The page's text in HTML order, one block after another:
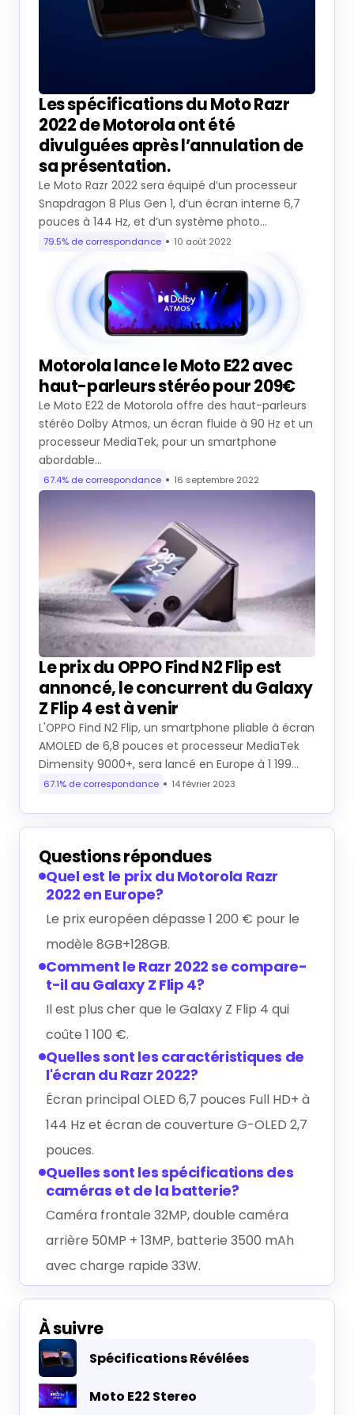
Les spécifications du Moto Razr
2022 de Motorola ont été
divulguées après l’annulation de
sa présentation.
Le Moto Razr 2022 sera équipé d’un processeur
Snapdragon 8 Plus Gen 1, d’un écran interne 6,7
pouces à 144 Hz, et d’un système photo…
79.5% de correspondance 10 août 2022
Motorola lance le Moto E22 avec
haut-parleurs stéréo pour 209€
Le Moto E22 de Motorola offre des haut-parleurs
stéréo Dolby Atmos, un écran fluide à 90 Hz et un
processeur MediaTek, pour un smartphone
abordable…
67.4% de correspondance 16 septembre 2022
Le prix du OPPO Find N2 Flip est
annoncé, le concurrent du Galaxy
Z Flip 4 est à venir
L'OPPO Find N2 Flip, un smartphone pliable à écran
AMOLED de 6,8 pouces et processeur MediaTek
Dimensity 9000+, sera lancé en Europe à 1 199…
67.1% de correspondance 14 février 2023
Questions répondues
Quel est le prix du Motorola Razr
2022 en Europe?
Le prix européen dépasse 1 200 € pour le
modèle 8GB+128GB.
Comment le Razr 2022 se compare-
t-il au Galaxy Z Flip 4?
Il est plus cher que le Galaxy Z Flip 4 qui
coûte 1 100 €.
Quelles sont les caractéristiques de
l'écran du Razr 2022?
Écran principal OLED 6,7 pouces Full HD+ à
144 Hz et écran de couverture G-OLED 2,7
pouces.
Quelles sont les spécifications des
caméras et de la batterie?
Caméra frontale 32MP, double caméra
arrière 50MP + 13MP, batterie 3500 mAh
avec charge rapide 33W.
À suivre
Spécifications Révélées
Moto E22 Stereo